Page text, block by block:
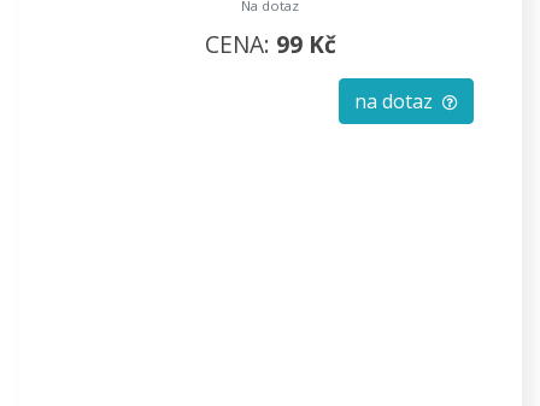
Na dotaz
CENA: 99 Kč
na dotaz